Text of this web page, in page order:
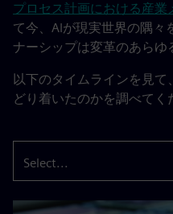
プロセス計画における産業
て今、AIが現実世界の隅々
ナーシップは変革のあらゆ
以下のタイムラインを見
どり着いたのかを調べてく
Select...